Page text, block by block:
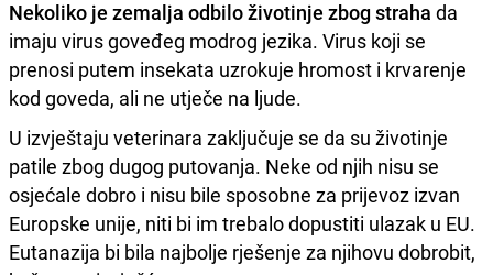
Nekoliko je zemalja odbilo životinje zbog straha da
imaju virus goveđeg modrog jezika. Virus koji se
prenosi putem insekata uzrokuje hromost i krvarenje
kod goveda, ali ne utječe na ljude.
U izvještaju veterinara zaključuje se da su životinje
patile zbog dugog putovanja. Neke od njih nisu se
osjećale dobro i nisu bile sposobne za prijevoz izvan
Europske unije, niti bi im trebalo dopustiti ulazak u EU.
Eutanazija bi bila najbolje rješenje za njihovu dobrobit,